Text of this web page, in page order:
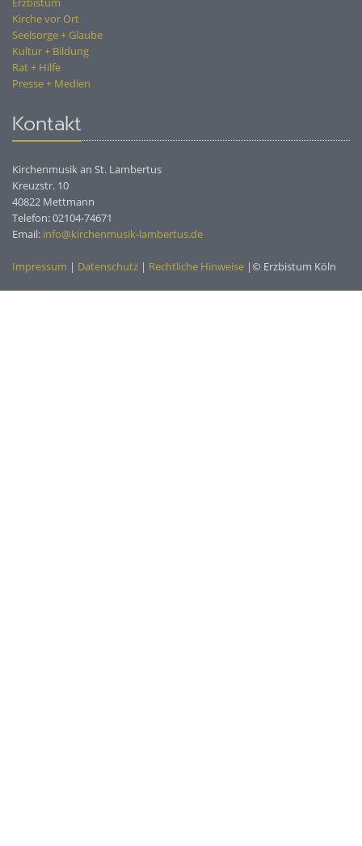
Kirche vor Ort
Seelsorge + Glaube
Kultur + Bildung
Rat + Hilfe
Presse + Medien
Kontakt
Kirchenmusik an St. Lambertus
Kreuzstr. 10
40822 Mettmann
Telefon: 02104-74671
Email: info@kirchenmusik-lambertus.de
Impressum | Datenschutz | Rechtliche Hinweise |© Erzbistum Köln